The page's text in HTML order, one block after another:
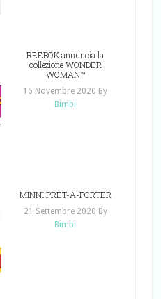
REEBOK annuncia la
collezione WONDER
WOMAN™
16 Novembre 2020 By
Bimbi
MINNI PRÊT-À-PORTER
21 Settembre 2020 By
Bimbi